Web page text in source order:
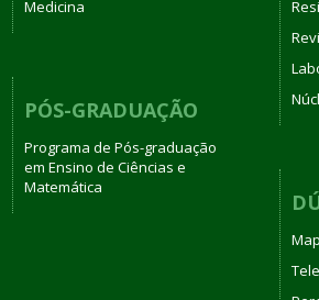
Medicina
PÓS-GRADUAÇÃO
Programa de Pós-graduação
em Ensino de Ciências e
Matemática